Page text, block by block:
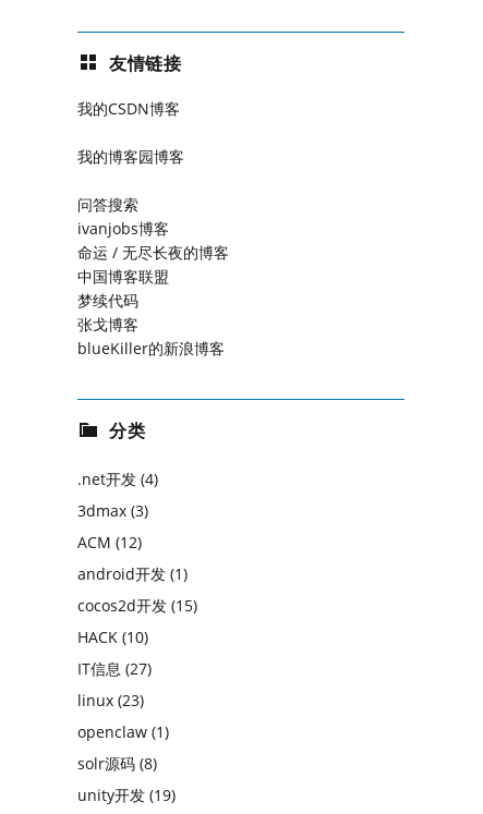
友情链接
我的CSDN博客
我的博客园博客
问答搜索
ivanjobs博客
命运 / 无尽长夜的博客
中国博客联盟
梦续代码
张戈博客
blueKiller的新浪博客
分类
.net开发 (4)
3dmax (3)
ACM (12)
android开发 (1)
cocos2d开发 (15)
HACK (10)
IT信息 (27)
linux (23)
openclaw (1)
solr源码 (8)
unity开发 (19)